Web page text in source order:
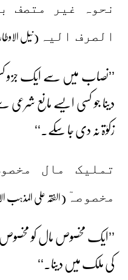
نحوہ غیر متصف
الصرف الیہ (نیل
’’نصاب میں سے ایک جزو
دینا جو کسی ایسے مانع
زکوٰۃ نہ دی جا سکے۔‘‘
تملیک مال
مخصوصہٓ (الفقہ علی المذہب
’’ایک مخصوص مال کو
کی ملک میں دینا۔‘‘